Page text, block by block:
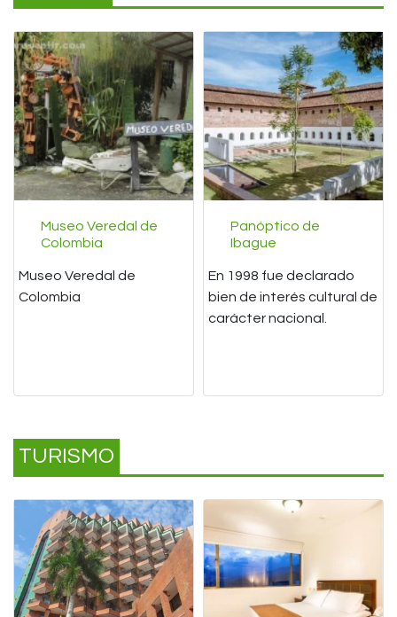
Museo Veredal de
Colombia
Museo Veredal de
Colombia
Panóptico de
Ibague
En 1998 fue declarado
bien de interés cultural de
carácter nacional.
TURISMO